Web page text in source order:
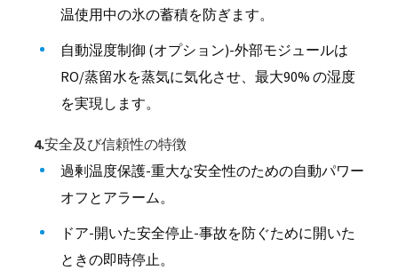
温使用中の氷の蓄積を防ぎます。
自動湿度制御 (オプション)-外部モジュールは
RO/蒸留水を蒸気に気化させ、最大90% の湿度
を実現します。
4.安全及び信頼性の特徴
過剰温度保護-重大な安全性のための自動パワー
オフとアラーム。
ドア-開いた安全停止-事故を防ぐために開いた
ときの即時停止。